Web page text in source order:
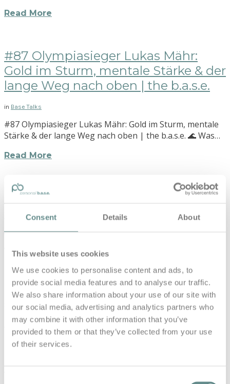
Consent Details About
This website uses cookies
We use cookies to personalise content and ads, to
provide social media features and to analyse our traffic.
We also share information about your use of our site with
our social media, advertising and analytics partners who
may combine it with other information that you’ve
provided to them or that they’ve collected from your use
of their services.
Read More
#87 Olympiasieger Lukas Mähr:
Gold im Sturm, mentale Stärke & der
lange Weg nach oben | the b.a.s.e.
in Base Talks
#87 Olympiasieger Lukas Mähr: Gold im Sturm, mentale
Stärke & der lange Weg nach oben | the b.a.s.e. 🌊 Was…
Read More
#86 Dein Körper vergisst nichts –
Jelle Zandveld über Heilung,
Atmung & Menschlichkeit | the
#86 Dein Körper vergisst nichts – Jelle Zandveld über
Heilung, Atmung & Menschlichkeit | the b.a.s.e Manchmal
sagt Jelle zu…
Read More